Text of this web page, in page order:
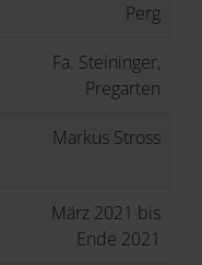
Perg
Fa. Steininger,
Pregarten
Markus Stross
März 2021 bis
Ende 2021